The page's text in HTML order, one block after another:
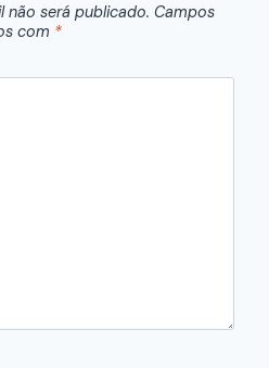
não será publicado. Campos
com *